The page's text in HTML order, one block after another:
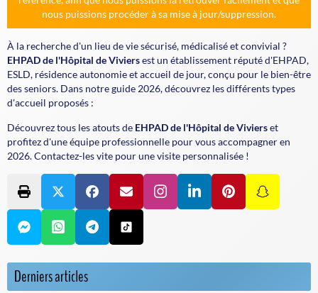
nous puissions procéder à sa mise à jour/suppression.
À la recherche d'un lieu de vie sécurisé, médicalisé et convivial ?
EHPAD de l'Hôpital de Viviersest un établissement réputé d'EHPAD,
ESLD, résidence autonomie et accueil de jour, conçu pour le bien-être
des seniors. Dans notre guide 2026, découvrez les différents types
d'accueil proposés :
Découvrez tous les atouts de EHPAD de l'Hôpital de Vivierset
profitez d'une équipe professionnelle pour vous accompagner en
2026. Contactez-les vite pour une visite personnalisée !
Derniers articles